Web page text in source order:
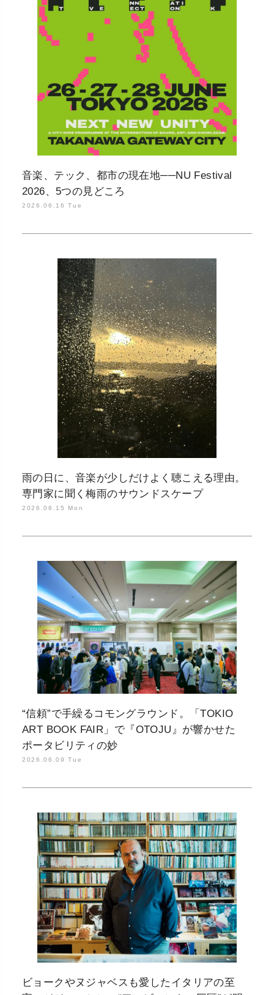
音楽、テック、都市の現在地──NU Festival
2026、5つの見どころ
2026.06.16 Tue
雨の日に、音楽が少しだけよく聴こえる理由。
専門家に聞く梅雨のサウンドスケープ
2026.06.15 Mon
“信頼”で手繰るコモングラウンド。「TOKIO
ART BOOK FAIR」で『OTOJU』が響かせた
ポータビリティの妙
2026.06.09 Tue
ビョークやヌジャベスも愛したイタリアの至